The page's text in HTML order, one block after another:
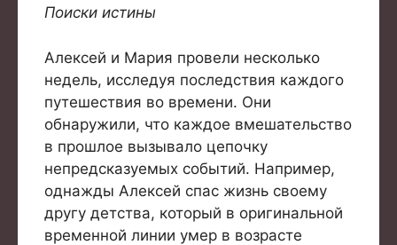
Поиски истины
Алексей и Мария провели несколько
недель, исследуя последствия каждого
путешествия во времени. Они
обнаружили, что каждое вмешательство
в прошлое вызывало цепочку
непредсказуемых событий. Например,
однажды Алексей спас жизнь своему
другу детства, который в оригинальной
временной линии умер в возрасте